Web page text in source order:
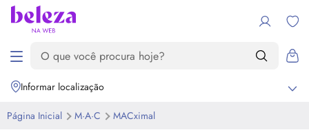
Informar localização
Página Inicial M·A·C MACximal